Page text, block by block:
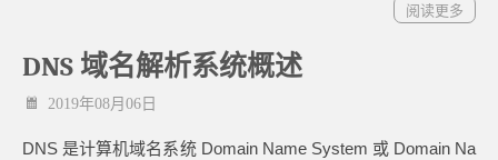
阅读更多
DNS 域名解析系统概述
2019年08月06日
DNS 是计算机域名系统 Domain Name System 或 Domain Na